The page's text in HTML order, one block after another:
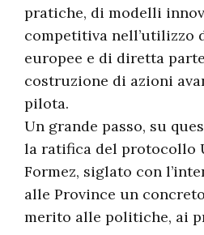
pratiche, di modelli
competitiva nell’utilizzo
europee e di diretta
costruzione di azioni
pilota.
Un grande passo, su
la ratifica del protocollo
Formez, siglato con
alle Province un
merito alle politiche, ai